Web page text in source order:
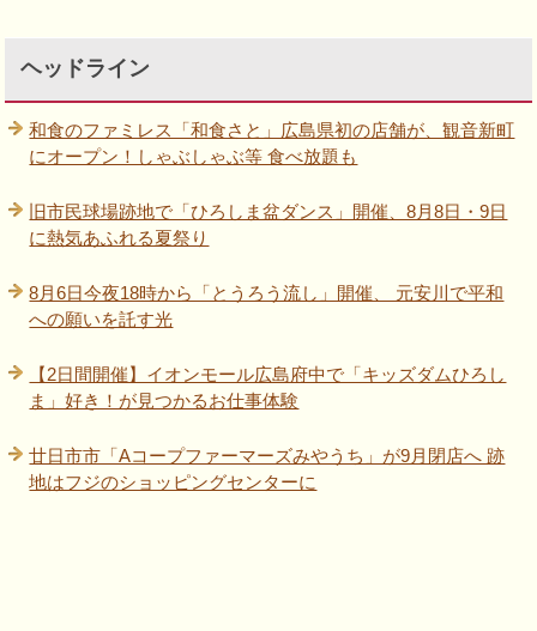
ヘッドライン
和食のファミレス「和食さと」広島県初の店舗が、観音新町
にオープン！しゃぶしゃぶ等 食べ放題も
旧市民球場跡地で「ひろしま盆ダンス」開催、8月8日・9日
に熱気あふれる夏祭り
8月6日今夜18時から「とうろう流し」開催、 元安川で平和
への願いを託す光
【2日間開催】イオンモール広島府中で「キッズダムひろし
ま」好き！が見つかるお仕事体験
廿日市市「Aコープファーマーズみやうち」が9月閉店へ 跡
地はフジのショッピングセンターに